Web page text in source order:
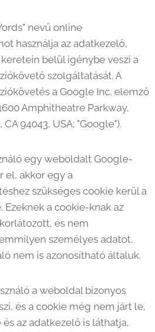
nevű online
használja az adatkezelő,
belül igénybe veszi a
szolgáltatását. A
a Google Inc. elemző
Amphitheatre Parkway,
94043, USA; "Google").
egy weboldalt Google-
el, akkor egy a
szükséges cookie kerül a
Ezeknek a cookie-knak az
és nem
személyes adatot,
nem is azonosítható általuk.
a weboldal bizonyos
és a cookie még nem járt le,
az adatkezelő is láthatja,